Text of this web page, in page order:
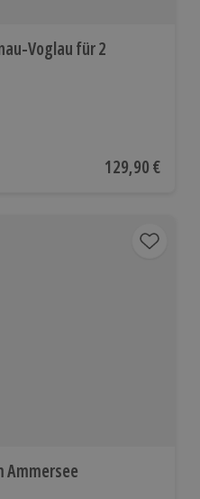
Voglau für 2
auf 1 BewertungenAktueller Preis
129,90 €
Ammersee